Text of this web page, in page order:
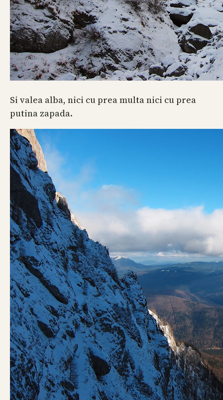
Si valea alba, nici cu prea multa nici cu prea
putina zapada.